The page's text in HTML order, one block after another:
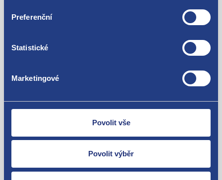
Preferenční
Statistické
Marketingové
Povolit vše
Povolit výběr
Seat Ibiza IV 2008 - 2017 1.0
Nejste spokojeni? Vyřešíme to!
Zboží můžete vrátit do 60 dnů od